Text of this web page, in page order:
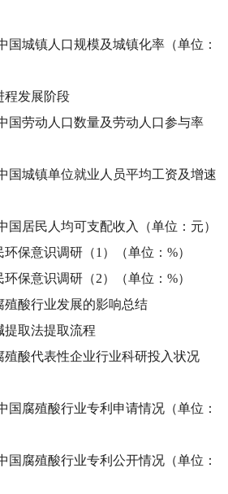
国城镇人口规模及城镇化率（单位：
程发展阶段
国劳动人口数量及劳动人口参与率
国城镇单位就业人员平均工资及增速
国居民人均可支配收入（单位：元）
保意识调研（1）（单位：%）
保意识调研（2）（单位：%）
殖酸行业发展的影响总结
提取法提取流程
殖酸代表性企业行业科研投入状况
国腐殖酸行业专利申请情况（单位：
国腐殖酸行业专利公开情况（单位：